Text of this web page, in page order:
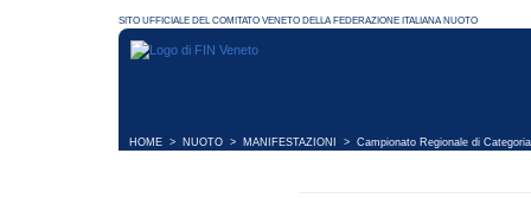
HOME > NUOTO > MANIFESTAZIONI > Campionato Regionale di